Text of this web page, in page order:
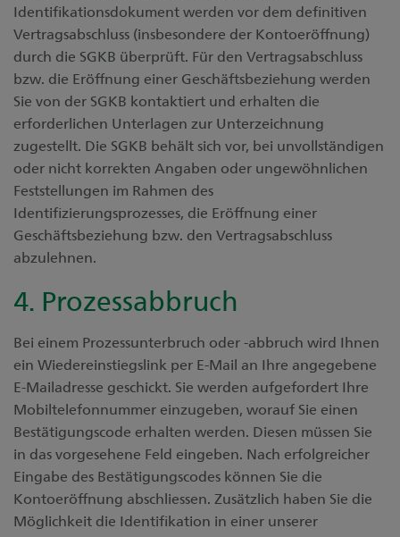
Identifikationsdokument werden vor dem definitiven
Vertragsabschluss (insbesondere der Kontoeröffnung)
durch die SGKB überprüft. Für den Vertragsabschluss
bzw. die Eröffnung einer Geschäftsbeziehung werden
Sie von der SGKB kontaktiert und erhalten die
erforderlichen Unterlagen zur Unterzeichnung
zugestellt. Die SGKB behält sich vor, bei unvollständigen
oder nicht korrekten Angaben oder ungewöhnlichen
Feststellungen im Rahmen des
Identifizierungsprozesses, die Eröffnung einer
Geschäftsbeziehung bzw. den Vertragsabschluss
abzulehnen.
4. Prozessabbruch
Bei einem Prozessunterbruch oder -abbruch wird Ihnen
ein Wiedereinstiegslink per E-Mail an Ihre angegebene
E-Mailadresse geschickt. Sie werden aufgefordert Ihre
Mobiltelefonnummer einzugeben, worauf Sie einen
Bestätigungscode erhalten werden. Diesen müssen Sie
in das vorgesehene Feld eingeben. Nach erfolgreicher
Eingabe des Bestätigungscodes können Sie die
Kontoeröffnung abschliessen. Zusätzlich haben Sie die
Möglichkeit die Identifikation in einer unserer